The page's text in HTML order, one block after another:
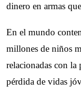
dinero en armas
En el mundo
millones de niños
relacionadas con la
pérdida de vidas